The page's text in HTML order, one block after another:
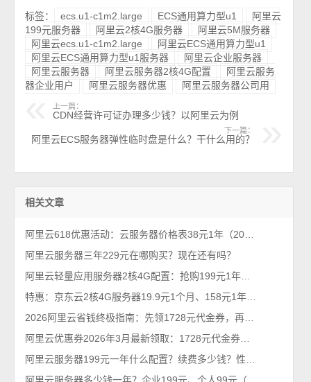
标签： ecs.u1-c1m2.large ECS通用算力型u1
阿里云
199元服务器
阿里云2核4G服务器
阿里云5M服务器
阿里云ecs.u1-c1m2.large
阿里云ECS通用算力型u1
阿里云ECS通用算力型u1服务器
阿里云企业服务器
阿里云服务器
阿里云服务器2核4G配置
阿里云服务
器企业用户
阿里云服务器优惠 阿里云服务器公司用
上一篇：
CDN经营许可证办理多少钱？以阿里云为例
下一篇：
阿里云ECS服务器弹性临时盘是什么？干什么用的？
相关文章
阿里云服务器三年229元在哪购买？现在还有吗？